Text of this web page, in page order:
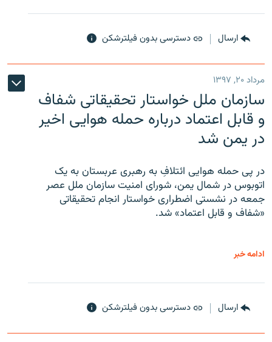
ارسال دسترسی بدون فیلترشکن
مرداد ۲۰, ۱۳۹۷
سازمان ملل خواستار تحقیقاتی شفاف
و قابل اعتماد درباره حمله هوایی اخیر
در یمن شد
در پی حمله هوایی ائتلافِ به رهبری عربستان به یک
اتوبوس در شمال یمن، شورای امنیت سازمان ملل عصر
جمعه در نشستی اضطراری خواستار انجام تحقیقاتی
«شفاف و قابل اعتماد» شد.
ادامه خبر
ارسال دسترسی بدون فیلترشکن